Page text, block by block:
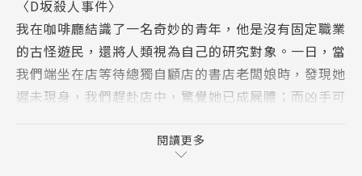
〈D坂殺人事件〉
我在咖啡廳結識了一名奇妙的青年，他是沒有固定職業
的古怪遊民，還將人類視為自己的研究對象。一日，當
我們端坐在店等待總獨自顧店的書店老闆娘時，發現她
遲未現身，我們趕赴店中，驚覺她已成屍體；而凶手可
閱讀更多